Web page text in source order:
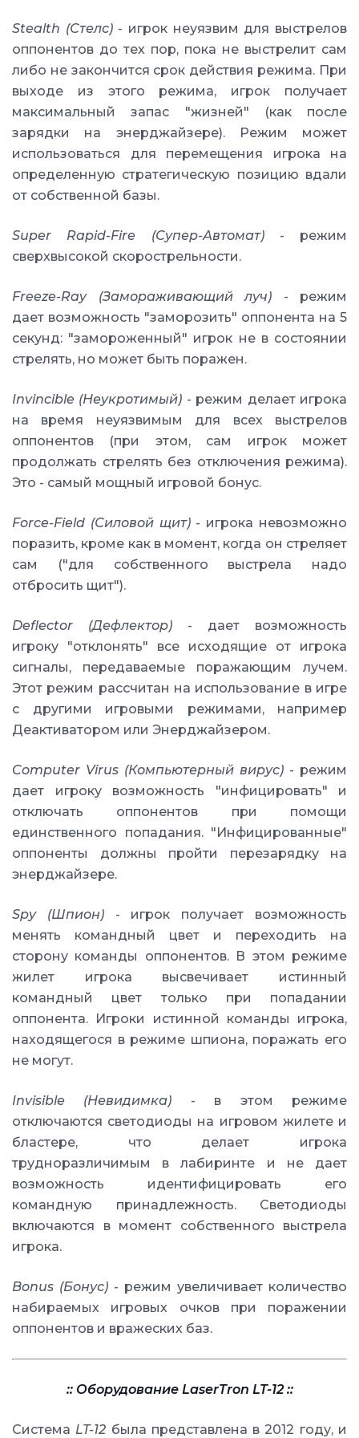
Stealth (Стелс)- игрок неуязвим для выстрелов
оппонентов до тех пор, пока не выстрелит сам
либо не закончится срок действия режима. При
выходе из этого режима, игрок получает
максимальный запас "жизней" (как после
зарядки на энерджайзере). Режим может
использоваться для перемещения игрока на
определенную стратегическую позицию вдали
от собственной базы.
Super Rapid-Fire (Супер-Автомат)- режим
сверхвысокой скорострельности.
Freeze-Ray (Замораживающий луч) - режим
дает возможность "заморозить" оппонента на 5
секунд: "замороженный" игрок не в состоянии
стрелять, но может быть поражен.
Invincible (Неукротимый) - режим делает игрока
на время неуязвимым для всех выстрелов
оппонентов (при этом, сам игрок может
продолжать стрелять без отключения режима).
Это - самый мощный игровой бонус.
Force-Field (Силовой щит)- игрока невозможно
поразить, кроме как в момент, когда он стреляет
сам ("для собственного выстрела надо
отбросить щит").
Deflector (Дефлектор) - дает возможность
игроку "отклонять" все исходящие от игрока
сигналы, передаваемые поражающим лучем.
Этот режим рассчитан на использование в игре
с другими игровыми режимами, например
Деактиватором или Энерджайзером.
Computer Virus (Компьютерный вирус) - режим
дает игроку возможность "инфицировать" и
отключать оппонентов при помощи
единственного попадания. "Инфицированные"
оппоненты должны пройти перезарядку на
энерджайзере.
Spy (Шпион)- игрок получает возможность
менять командный цвет и переходить на
сторону команды оппонентов. В этом режиме
жилет игрока высвечивает истинный
командный цвет только при попадании
оппонента. Игроки истинной команды игрока,
находящегося в режиме шпиона, поражать его
не могут.
Invisible (Невидимка) - в этом режиме
отключаются светодиоды на игровом жилете и
бластере, что делает игрока
трудноразличимым в лабиринте и не дает
возможность идентифицировать его
командную принадлежность. Светодиоды
включаются в момент собственного выстрела
игрока.
Bonus (Бонус) - режим увеличивает количество
набираемых игровых очков при поражении
оппонентов и вражеских баз.
:: Оборудование LaserTron LT-12 ::
Система LT-12 была представлена в 2012 году, и